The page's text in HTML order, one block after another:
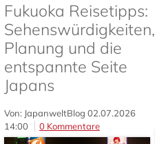
Fukuoka Reisetipps:
Sehenswürdigkeiten,
Planung und die
entspannte Seite
Japans
Von: JapanweltBlog 02.07.2026
14:00
0 Kommentare